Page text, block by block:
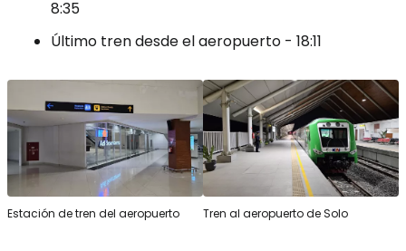
8:35
Último tren desde el aeropuerto - 18:11
Estación de tren del aeropuerto Tren al aeropuerto de Solo